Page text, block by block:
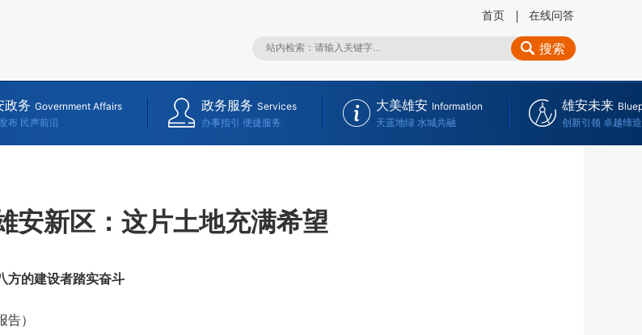
首页 在线问答
搜索
政务 Government Affairs
布 民声前沿
政务服务 Services
办事指引 便捷服务
大美雄安 Information
天蓝地绿 水城共融
雄安未来
创新引领 卓越缔造
安新区：这片土地充满希望
的建设者踏实奋斗
）